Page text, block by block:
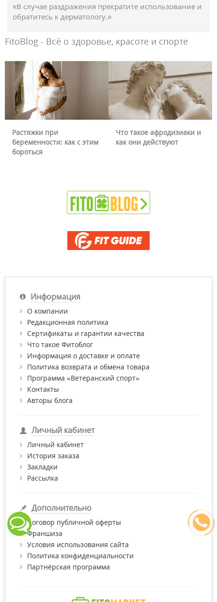
«В случае раздражения прекратите использование и
обратитесь к дерматологу.»
FitoBlog - Всё о здоровье, красоте и спорте
Что такое афродизиаки и
как они действуют
Почему краснеет лицо и
можно ли это убрать
Информация
О компании
Редакционная политика
Сертификаты и гарантии качества
Что такое Фитоблог
Информация о доставке и оплате
Политика возврата и обмена товара
Программа «Ветеранский спорт»
Контакты
Авторы блога
Личный кабинет
Личный кабинет
История заказа
Закладки
Рассылка
Дополнительно
Договор публичной оферты
Франшиза
Условия использования сайта
Политика конфиденциальности
Партнёрская программа